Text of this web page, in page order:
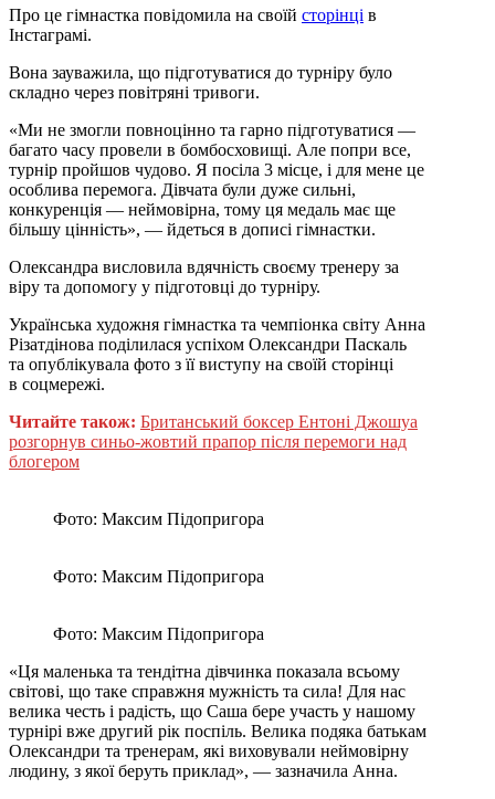
Про це гімнастка повідомила на своїй сторінці в
Інстаграмі.
Вона зауважила, що підготуватися до турніру було
складно через повітряні тривоги.
«Ми не змогли повноцінно та гарно підготуватися —
багато часу провели в бомбосховищі. Але попри все,
турнір пройшов чудово. Я посіла 3 місце, і для мене це
особлива перемога. Дівчата були дуже сильні,
конкуренція — неймовірна, тому ця медаль має ще
більшу цінність», — йдеться в дописі гімнастки.
Олександра висловила вдячність своєму тренеру за
віру та допомогу у підготовці до турніру.
Українська художня гімнастка та чемпіонка світу Анна
Різатдінова поділилася успіхом Олександри Паскаль
та опублікувала фото з її виступу на своїй сторінці
в соцмережі.
Читайте також: Британський боксер Ентоні Джошуа
розгорнув синьо-жовтий прапор після перемоги над
блогером
Фото: Максим Підопригора
Фото: Максим Підопригора
Фото: Максим Підопригора
«Ця маленька та тендітна дівчинка показала всьому
світові, що таке справжня мужність та сила! Для нас
велика честь і радість, що Саша бере участь у нашому
турнірі вже другий рік поспіль. Велика подяка батькам
Олександри та тренерам, які виховували неймовірну
людину, з якої беруть приклад», — зазначила Анна.